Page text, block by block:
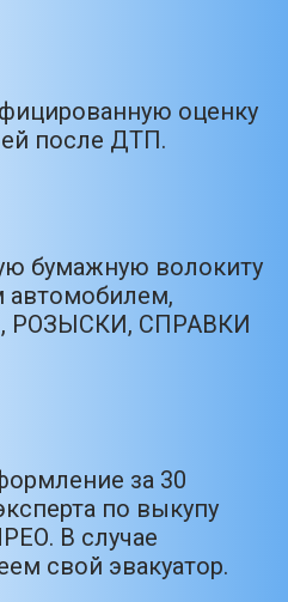
оценку
после ДТП.
бумажную волокиту
автомобилем,
СПРАВКИ
за 30
по выкупу
В случае
свой эвакуатор.